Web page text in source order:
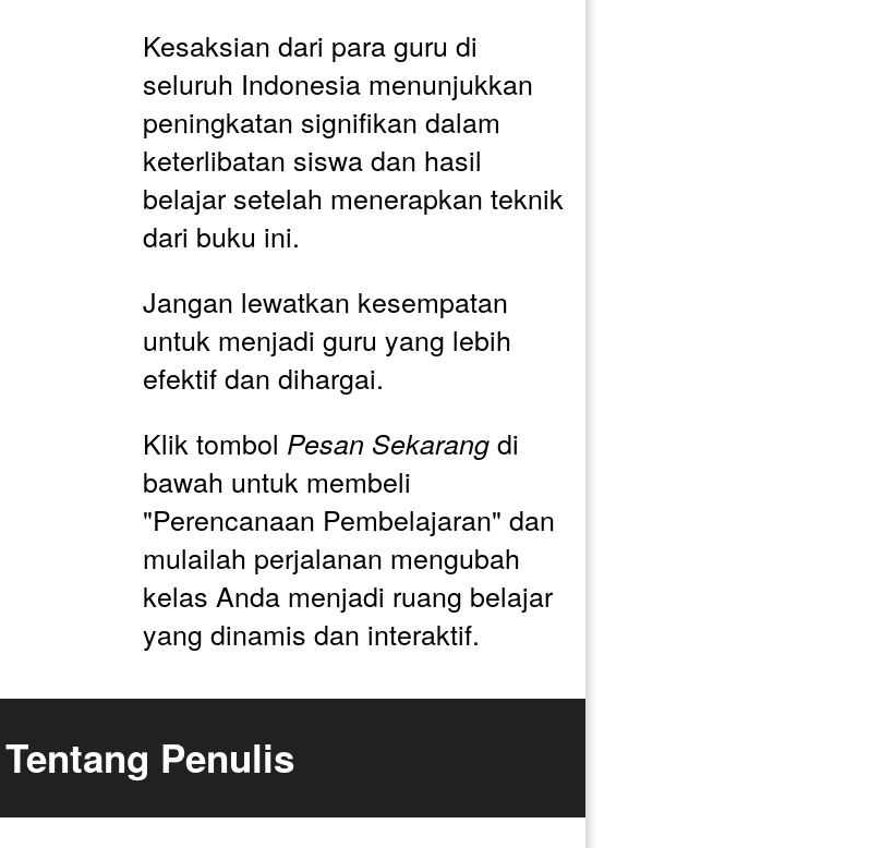
Kesaksian dari para guru di
seluruh Indonesia menunjukkan
peningkatan signifikan dalam
keterlibatan siswa dan hasil
belajar setelah menerapkan teknik
dari buku ini.
Jangan lewatkan kesempatan
untuk menjadi guru yang lebih
efektif dan dihargai.
Klik tombol Pesan Sekarang di
bawah untuk membeli
"Perencanaan Pembelajaran" dan
mulailah perjalanan mengubah
kelas Anda menjadi ruang belajar
yang dinamis dan interaktif.
Tentang Penulis